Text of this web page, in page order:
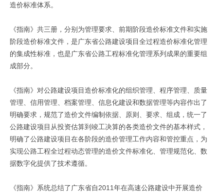
造价标准体系。
《指南》共三册，分别为管理要求、前期阶段造价标准文件和实施
阶段造价标准文件，是广东省公路建设项目全过程造价标准化管理
的集成性标准，也是广东省公路工程标准化管理系列成果的重要组
成部分。
《指南》对公路建设项目造价标准化的组织管理、程序管理、质量
管理、信用管理、档案管理、信息化建设和数据管理等内容作出了
明确要求，规范了造价文件编制依据、原则、要求、组成，统一了
公路建设项目从投资估算到竣工决算的各类造价文件的基本样式，
明确了公路建设项目在各阶段的造价管理工作内容和管控重点，为
实现公路工程全过程动态管理的造价文件标准化、管理规范化、数
据数字化提供了技术遵循。
《指南》系统总结了广东省自2011年在高速公路建设中开展造价